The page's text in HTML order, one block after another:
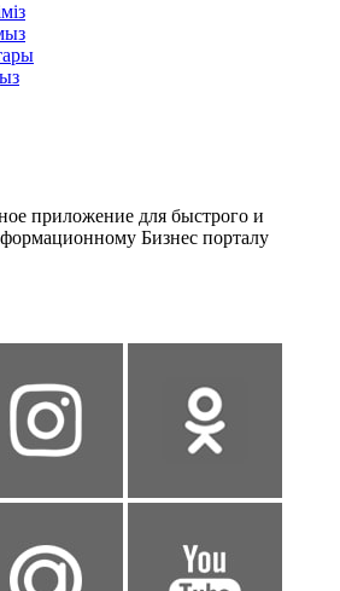
приложение для быстрого и
Бизнес порталу